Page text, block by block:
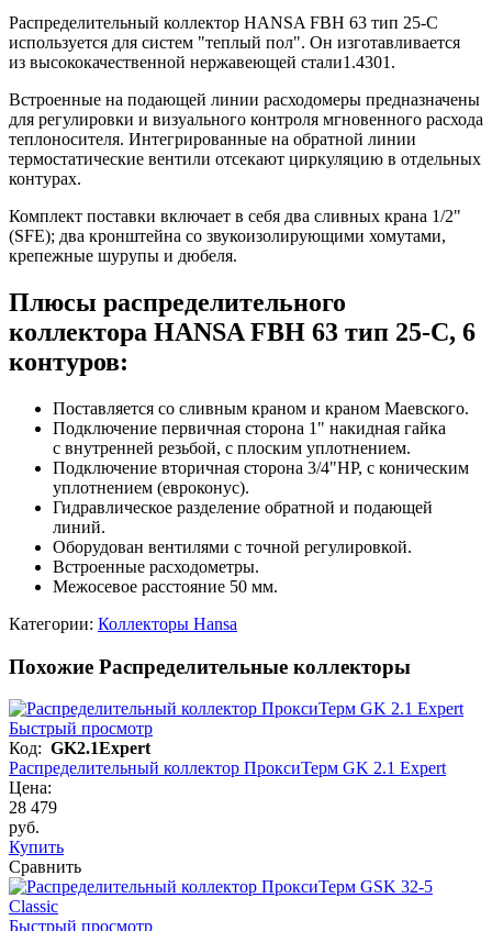
Распределительный коллектор HANSA FBH 63 тип 25-С
используется для систем "теплый пол". Он изготавливается
из высококачественной нержавеющей стали1.4301.
Встроенные на подающей линии расходомеры предназначены
для регулировки и визуального контроля мгновенного расхода
теплоносителя. Интегрированные на обратной линии
термостатические вентили отсекают циркуляцию в отдельных
контурах.
Комплект поставки включает в себя два сливных крана 1/2"
(SFE); два кронштейна со звукоизолирующими хомутами,
крепежные шурупы и дюбеля.
Плюсы распределительного
коллектора HANSA FBH 63 тип 25-С, 6
контуров:
Поставляется со сливным краном и краном Маевского.
Подключение первичная сторона 1" накидная гайка
с внутренней резьбой, с плоским уплотнением.
Подключение вторичная сторона 3/4"НР, с коническим
уплотнением (евроконус).
Гидравлическое разделение обратной и подающей
линий.
Оборудован вентилями с точной регулировкой.
Встроенные расходометры.
Межосевое расстояние 50 мм.
Категории: Коллекторы Hansa
Похожие Распределительные коллекторы
Быстрый просмотр
Код: GK2.1Expert
Распределительный коллектор ПроксиТерм GK 2.1 Expert
Цена:
28 479
руб.
Купить
Сравнить
Быстрый просмотр